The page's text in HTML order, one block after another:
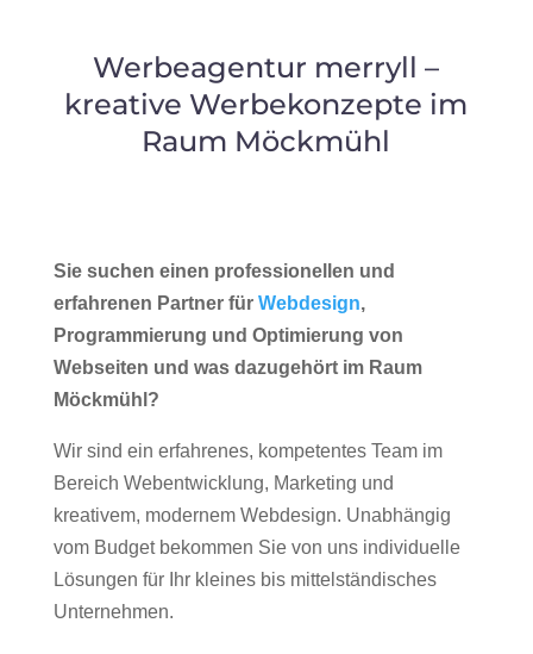
Werbeagentur merryll –
kreative Werbekonzepte im
Raum Möckmühl
Sie suchen einen professionellen und
erfahrenen Partner für Webdesign,
Programmierung und Optimierung von
Webseiten und was dazugehört im Raum
Möckmühl?
Wir sind ein erfahrenes, kompetentes Team im
Bereich Webentwicklung, Marketing und
kreativem, modernem Webdesign. Unabhängig
vom Budget bekommen Sie von uns individuelle
Lösungen für Ihr kleines bis mittelständisches
Unternehmen.